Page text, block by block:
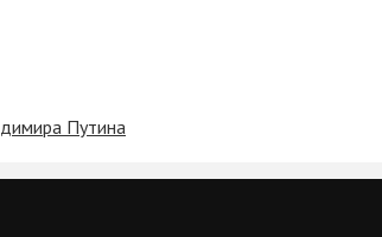
Путина